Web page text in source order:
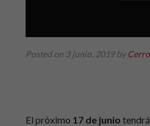
Posted on 3 junio, 2019by
El próximo 17 de junio